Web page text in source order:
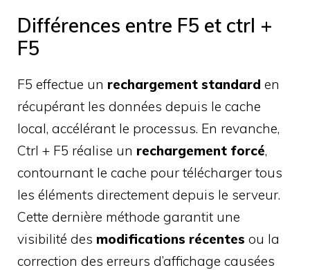
Différences entre F5 et ctrl +
F5
F5 effectue un rechargement standard en
récupérant les données depuis le cache
local, accélérant le processus. En revanche,
Ctrl + F5 réalise un rechargement forcé,
contournant le cache pour télécharger tous
les éléments directement depuis le serveur.
Cette dernière méthode garantit une
visibilité des modifications récentes ou la
correction des erreurs d’affichage causées